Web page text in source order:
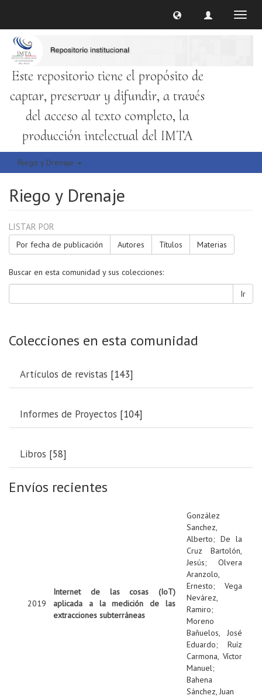
Este repositorio tiene el propósito de
captar, preservar y difundir, a través
del acceso al texto completo, la
producción intelectual del IMTA
Riego y Drenaje
Riego y Drenaje
LISTAR POR
Por fecha de publicación Autores Títulos Materias
Buscar en esta comunidad y sus colecciones:
Ir
Colecciones en esta comunidad
Artículos de revistas [143]
Informes de Proyectos [104]
Libros [58]
Envíos recientes
2019
Internet de las cosas (IoT)
aplicada a la medición de las
extracciones subterráneas
González
Sanchez,
Alberto; De la
Cruz Bartolón,
Jesús; Olvera
Aranzolo,
Ernesto; Vega
Nevárez,
Ramiro;
Moreno
Bañuelos, José
Eduardo; Ruíz
Carmona, Víctor
Manuel;
Bahena
Sánchez, Juan